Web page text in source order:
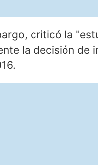
criticó la
la decisión de